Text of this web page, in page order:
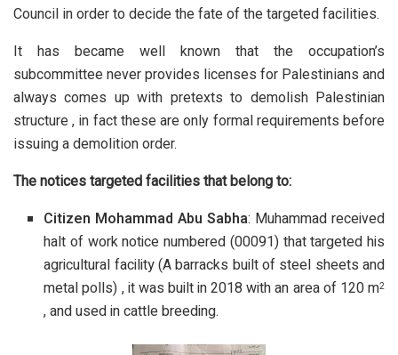
Council in order to decide the fate of the targeted facilities.
It has became well known that the occupation’s
subcommittee never provides licenses for Palestinians and
always comes up with pretexts to demolish Palestinian
structure , in fact these are only formal requirements before
issuing a demolition order.
The notices targeted facilities that belong to:
Citizen Mohammad Abu Sabha: Muhammad received
halt of work notice numbered (00091) that targeted his
agricultural facility (A barracks built of steel sheets and
metal polls) , it was built in 2018 with an area of 120 m2
, and used in cattle breeding.